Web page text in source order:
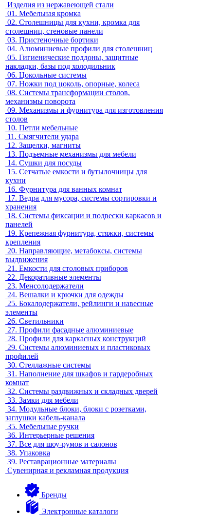
Изделия из нержавеющей стали
01. Мебельная кромка
02. Столешницы для кухни, кромка для
столешниц, стеновые панели
03. Пристеночные бортики
04. Алюминиевые профили для столешниц
05. Гигиенические поддоны, защитные
накладки, базы под холодильник
06. Цокольные системы
07. Ножки под цоколь, опорные, колеса
08. Системы трансформации столов,
механизмы поворота
09. Механизмы и фурнитура для изготовления
столов
10. Петли мебельные
11. Смягчители удара
12. Защелки, магниты
13. Подъемные механизмы для мебели
14. Сушки для посуды
15. Сетчатые емкости и бутылочницы для
кухни
16. Фурнитура для ванных комнат
17. Ведра для мусора, системы сортировки и
хранения
18. Системы фиксации и подвески каркасов и
панелей
19. Крепежная фурнитура, стяжки, системы
крепления
20. Направляющие, метабоксы, системы
выдвижения
21. Емкости для столовых приборов
22. Декоративные элементы
23. Менсолодержатели
24. Вешалки и крючки для одежды
25. Бокалодержатели, рейлинги и навесные
элементы
26. Светильники
27. Профили фасадные алюминиевые
28. Профили для каркасных конструкций
29. Системы алюминиевых и пластиковых
профилей
30. Стеллажные системы
31. Наполнение для шкафов и гардеробных
комнат
32. Системы раздвижных и складных дверей
33. Замки для мебели
34. Модульные блоки, блоки с розетками,
заглушки кабель-канала
35. Мебельные ручки
36. Интерьерные решения
37. Все для шоу-румов и салонов
38. Упаковка
39. Реставрационные материалы
Сувенирная и рекламная продукция
Бренды
Электронные каталоги